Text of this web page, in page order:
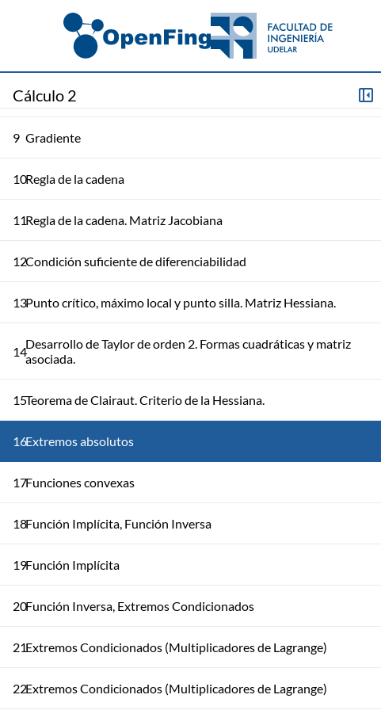
Cálculo 2
Límites direccionales
Derivadas parciales y direccionales
8 Diferenciabilidad
9 Gradiente
10Regla de la cadena
11Regla de la cadena. Matriz Jacobiana
12Condición suficiente de diferenciabilidad
13Punto crítico, máximo local y punto silla. Matriz Hessiana.
14Desarrollo de Taylor de orden 2. Formas cuadráticas y matriz
asociada.
15Teorema de Clairaut. Criterio de la Hessiana.
16Extremos absolutos
17Funciones convexas
18Función Implícita, Función Inversa
19Función Implícita
20Función Inversa, Extremos Condicionados
21Extremos Condicionados (Multiplicadores de Lagrange)
22Extremos Condicionados (Multiplicadores de Lagrange)